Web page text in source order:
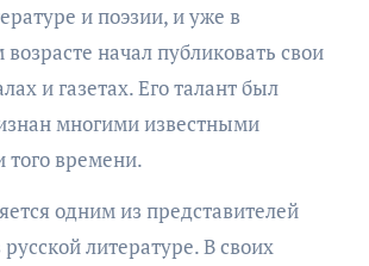
и поэзии, и уже в
начал публиковать свои
и газетах. Его талант был
многими известными
того времени.
одним из представителей
литературе. В своих